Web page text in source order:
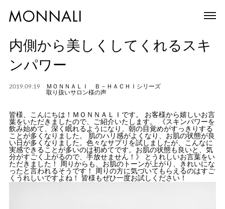
内側から美しくしてくれるスキ
ンパワー
2019.09.19
ＭＯＮＮＡＬＩ Ｂ－ＨＡＣＨＩシリーズ
取り扱いサロン様の声
皆様、こんにちは！ＭＯＮＮＡＬＩです。 お客様から嬉しいお言
葉をいただきましたので、ご紹介いたします。 《スキンパワーを
飲み始めて、深く眠れるようになり、朝の目覚めがすっきりする
ことが多くなりました。 肌のハリ感がよくなり、お肌の状態が良
い日が多くなりました。色々なサプリを試しましたが、こんなに
実感できることが多いのは初めてです。お肌の状態も良いと、気
分がすごく上がるので、手放せません！》 とうれしいお言葉をい
ただきました！ 周りからも、お肌のトーンが上がり、きれいにな
ったと言われるそうです！ 周りの方に気づいてもらえるのはすご
くうれしいですよね！ 皆様もぜひ一度お試しください！